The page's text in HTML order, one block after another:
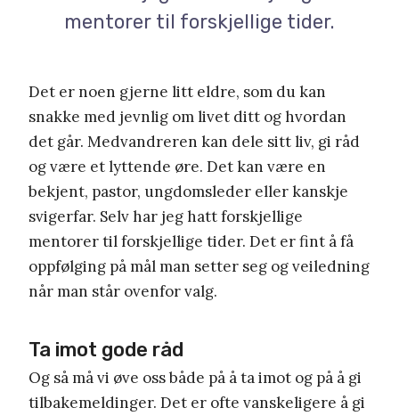
mentorer til forskjellige tider.
Det er noen gjerne litt eldre, som du kan
snakke med jevnlig om livet ditt og hvordan
det går. Medvandreren kan dele sitt liv, gi råd
og være et lyttende øre. Det kan være en
bekjent, pastor, ungdomsleder eller kanskje
svigerfar. Selv har jeg hatt forskjellige
mentorer til forskjellige tider. Det er fint å få
oppfølging på mål man setter seg og veiledning
når man står ovenfor valg.
Ta imot gode råd
Og så må vi øve oss både på å ta imot og på å gi
tilbakemeldinger. Det er ofte vanskeligere å gi